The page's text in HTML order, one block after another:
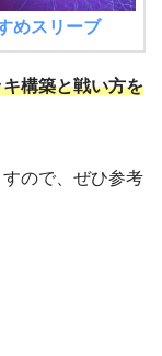
めスリーブ
構築と戦い方を
ので、ぜひ参考